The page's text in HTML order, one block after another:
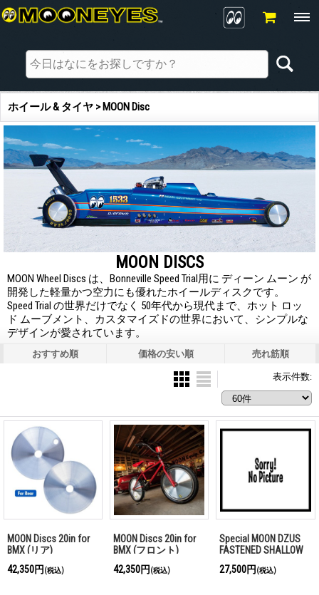
ホイール & タイヤ > MOON Disc
MOON DISCS
MOON Wheel Discs は、Bonneville Speed Trial用に ディーン ムーン が
開発した軽量かつ空力にも優れたホイールディスクです。
Speed Trial の世界だけでなく 50年代から現代まで、ホット ロッ
ド ムーブメント、カスタマイズドの世界において、シンプルな
デザインが愛されています。
おすすめ順 価格の安い順 売れ筋順
表示件数:
MOON Discs 20in for
BMX (リア)
42,350円 (税込)
MOON Discs 20in for
BMX (フロント)
42,350円 (税込)
Special MOON DZUS
FASTENED SHALLOW
DISCS テンプレート
for TOYOTA 2023- 60
27,500円 (税込)